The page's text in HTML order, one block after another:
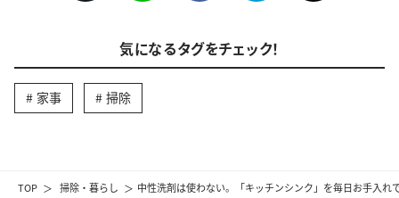
TOP 掃除・暮らし 中性洗剤は使わない。「キッチンシンク」を毎日お手入れ
気になるタグをチェック！
家事 掃除